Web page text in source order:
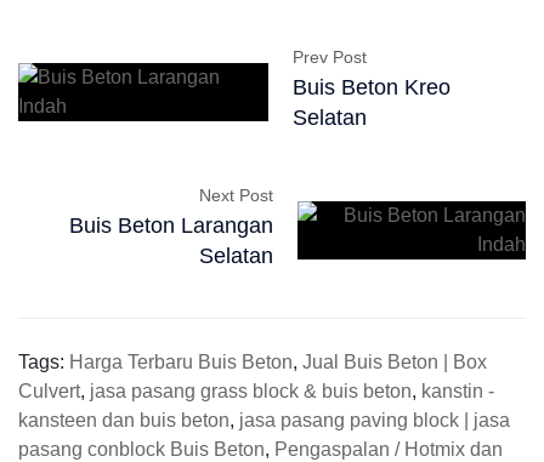
Prev Post
Buis Beton Kreo
Selatan
Next Post
Buis Beton Larangan
Selatan
Tags: Harga Terbaru Buis Beton, Jual Buis Beton | Box
Culvert, jasa pasang grass block & buis beton, kanstin -
kansteen dan buis beton, jasa pasang paving block | jasa
pasang conblock Buis Beton, Pengaspalan / Hotmix dan